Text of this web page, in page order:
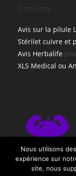
Avis sur la pilule
Stérilet cuivre et
Avis Herbalife
XLS Medical ou
🔥 TOP
bleu ·
Nous utilisons
expérience sur
site, nous